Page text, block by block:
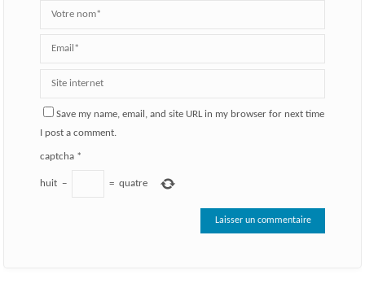
Save my name, email, and site URL in my browser for next time
I post a comment.
captcha*
huit − = quatre